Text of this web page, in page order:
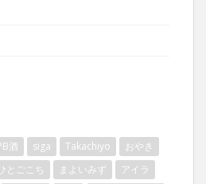
酒 siga Takachiyo
おやき
とごこち まよいみず
アイラ